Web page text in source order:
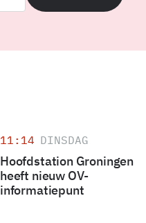
11:14 DINSDAG
Hoofdstation Groningen
heeft nieuw OV-
informatiepunt